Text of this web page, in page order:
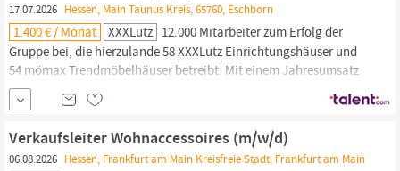
17.07.2026 Hessen, Main Taunus Kreis, 65760, Eschborn
1.400 € / Monat XXXLutz 12.000 Mitarbeiter zum Erfolg der
Gruppe bei, die hierzulande 58XXXLutz Einrichtungshäuser und
54 mömax Trendmöbelhäuser betreibt. Mit einem Jahresumsatz
von 6,4 Milliarden Euro ist die
größten Möbelhändler der Welt. Aufgaben Du berätst unsere
Kunden zu Möbeln, Küchen oder Wohnaccessoires und
gestaltest...
Verkaufsleiter Wohnaccessoires (m/w/d)
06.08.2026 Hessen, Frankfurt am Main Kreisfreie Stadt, Frankfurt am Main